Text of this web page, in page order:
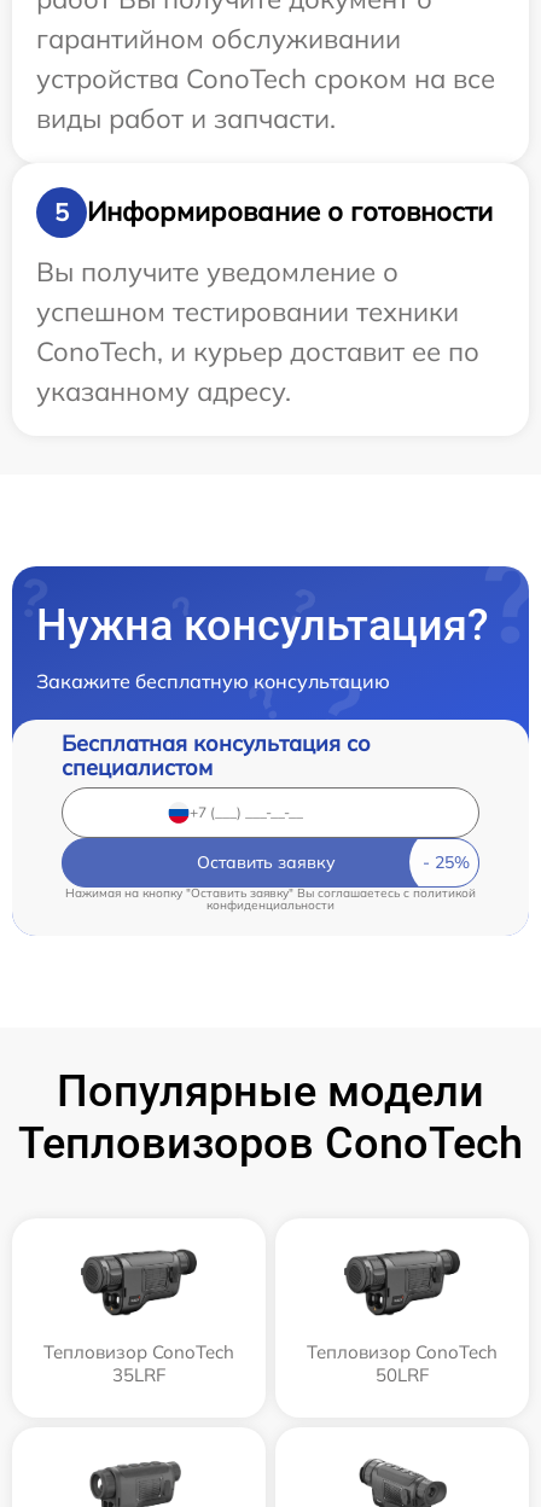
гарантийном обслуживании
устройства ConoTech сроком на все
виды работ и запчасти.
5
Информирование о готовности
Вы получите уведомление о
успешном тестировании техники
ConoTech, и курьер доставит ее по
указанному адресу.
Нужна консультация?
Закажите бесплатную консультацию
Бесплатная консультация со
специалистом
Оставить заявку
Нажимая на кнопку "Оставить заявку" Вы соглашаетесь cполитикой
конфиденциальности
Популярные модели
Тепловизоров ConoTech
Тепловизор ConoTech
35LRF
Тепловизор ConoTech
50LRF